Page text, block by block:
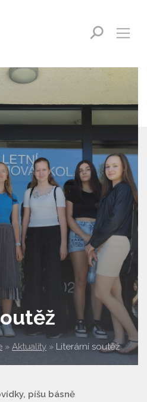
» Aktuality » Literární soutěž
píšu básně